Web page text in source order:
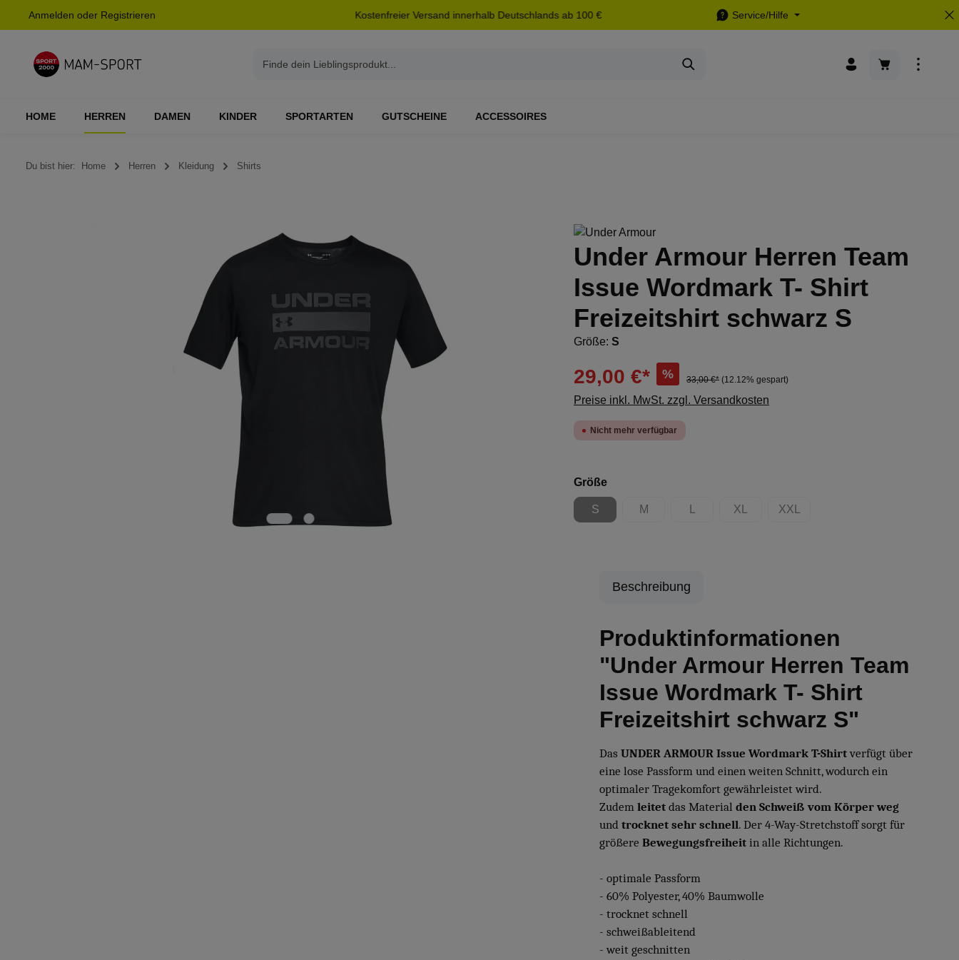
Zur Hauptnavigation springen
Anmelden oder Registrieren Kostenfreier Versand innerhalb Deutschlands ab 100 € Service/Hilfe
Warenkorb
HOME HERREN DAMEN KINDER SPORTARTEN GUTSCHEINE ACCESSOIRES
Du bist hier: Home Herren Kleidung Shirts
Under Armour Herren Team
Issue Wordmark T- Shirt
Freizeitshirt schwarz S
Größe: S
29,00 €* % 33,00 €* (12.12% gespart)
Preise inkl. MwSt. zzgl. Versandkosten
Nicht mehr verfügbar
Größeauswählen
S
(Diese Option ist zurzeit nicht verfügbar.)
M
(Diese Option ist zurzeit nicht verfügbar.)
(Diese Option ist zurzeit nicht verfügbar.)
XL
(Diese Option ist zurzeit nicht verfügbar.)
XXL
(Diese Option ist zurzeit nicht
Beschreibung
Produktinformationen
"Under Armour Herren Team
Issue Wordmark T- Shirt
Freizeitshirt schwarz S"
Das UNDER ARMOUR Issue Wordmark T-Shirtverfügt über
eine lose Passform und einen weiten Schnitt, wodurch ein
optimaler Tragekomfort gewährleistet wird.
Zudem leitet das Material den Schweiß vom Körper weg
und trocknet sehr schnell. Der 4-Way-Stretchstoff sorgt für
größere Bewegungsfreiheit in alle Richtungen.
- optimale Passform
- 60% Polyester, 40% Baumwolle
- trocknet schnell
- schweißableitend
- weit geschnitten